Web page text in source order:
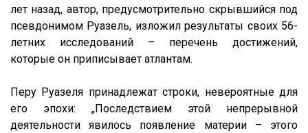
лет назад, автор, предусмотрительно скрывшийся под
псевдонимом Руазель, изложил результаты своих 56-
летних исследований – перечень достижений,
которые он приписывает атлантам.
Перу Руазеля принадлежат строки, невероятные для
его эпохи: „Последствием этой непрерывной
деятельности явилось появление материи – этого